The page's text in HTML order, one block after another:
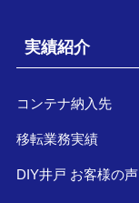
実績紹介
コンテナ納入先
移転業務実績
DIY井戸 お客様の声